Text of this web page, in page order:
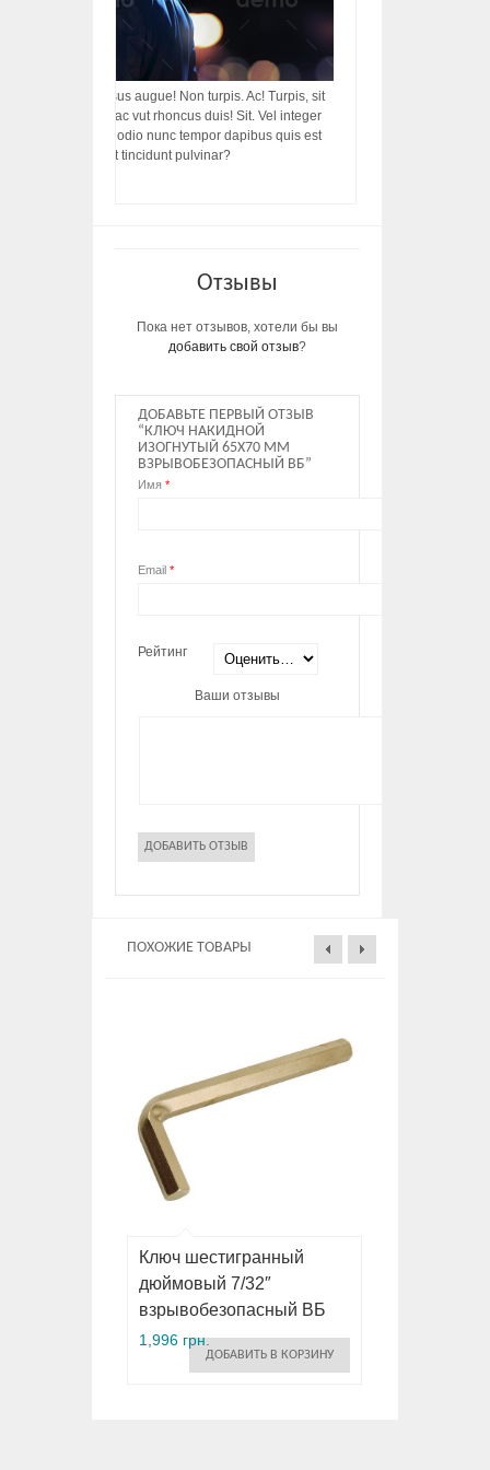
integer! Risus augue! Non turpis. Ac! Turpis, sit
rhoncus porttitor ac vut rhoncus duis! Sit. Vel integer
ut diam porttitor odio nunc tempor dapibus quis est
dictumst, vel amet tincidunt pulvinar?
Отзывы
Пока нет отзывов, хотели бы вы
добавить свой отзыв?
ДОБАВЬТЕ ПЕРВЫЙ ОТЗЫВ
“КЛЮЧ НАКИДНОЙ
ИЗОГНУТЫЙ 65Х70 ММ
ВЗРЫВОБЕЗОПАСНЫЙ ВБ”
Имя *
Email *
Рейтинг
Ваши отзывы
ПОХОЖИЕ ТОВАРЫ
Ключ шестигранный
дюймовый 7/32″
взрывобезопасный ВБ
1,996 грн.
ДОБАВИТЬ В КОРЗИНУ